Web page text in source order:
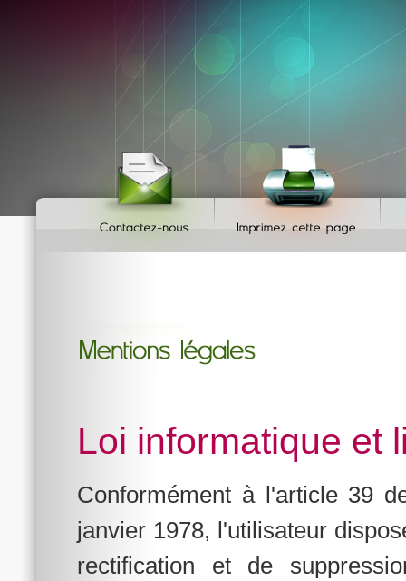
Loi informatique et
Conformément à l'article 39
janvier 1978, l'utilisateur
rectification et de